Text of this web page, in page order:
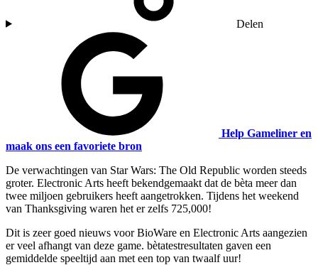
Delen
Help Gameliner en
maak ons een favoriete bron
De verwachtingen van Star Wars: The Old Republic worden steeds
groter. Electronic Arts heeft bekendgemaakt dat de bèta meer dan
twee miljoen gebruikers heeft aangetrokken. Tijdens het weekend
van Thanksgiving waren het er zelfs 725,000!
Dit is zeer goed nieuws voor BioWare en Electronic Arts aangezien
er veel afhangt van deze game. bètatestresultaten gaven een
gemiddelde speeltijd aan met een top van twaalf uur!